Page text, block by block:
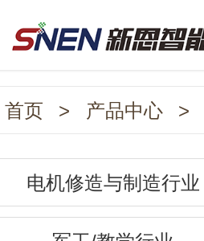
首页 > 产品中心 >
电机修造与制造行业